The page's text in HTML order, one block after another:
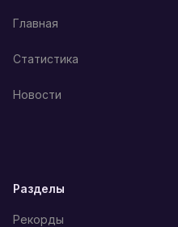
Главная
Статистика
Новости
Разделы
Рекорды